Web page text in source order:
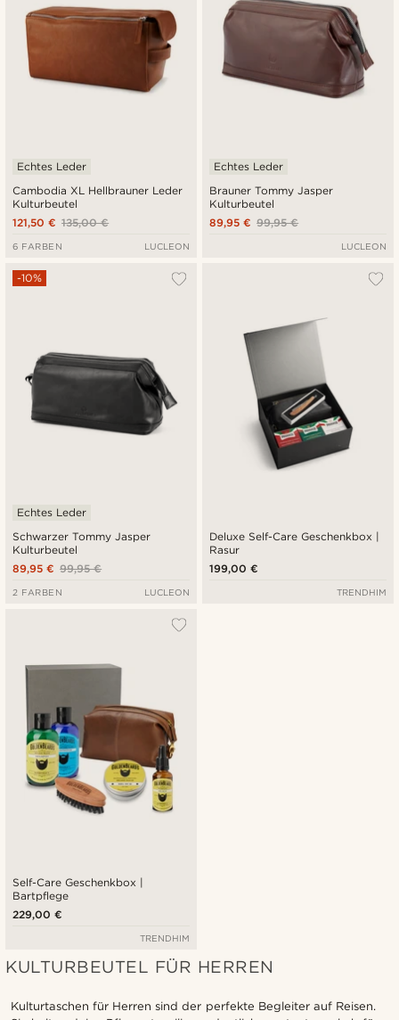
Cambodia XL Hellbrauner Leder
Kulturbeutel
Echtes Leder
135,00 €
121,50 €
6 FARBEN LUCLEON
Brauner Tommy Jasper
Kulturbeutel
Echtes Leder
99,95 €
89,95 €
LUCLEON
Schwarzer Tommy Jasper
Kulturbeutel
-10%
Echtes Leder
99,95 €
89,95 €
2 FARBEN LUCLEON
Deluxe Self-Care Geschenkbox |
Rasur
199,00 €
TRENDHIM
Self-Care Geschenkbox |
Bartpflege
229,00 €
TRENDHIM
KULTURBEUTEL FÜR HERREN
Kulturtaschen für Herren sind der perfekte Begleiter auf Reisen.